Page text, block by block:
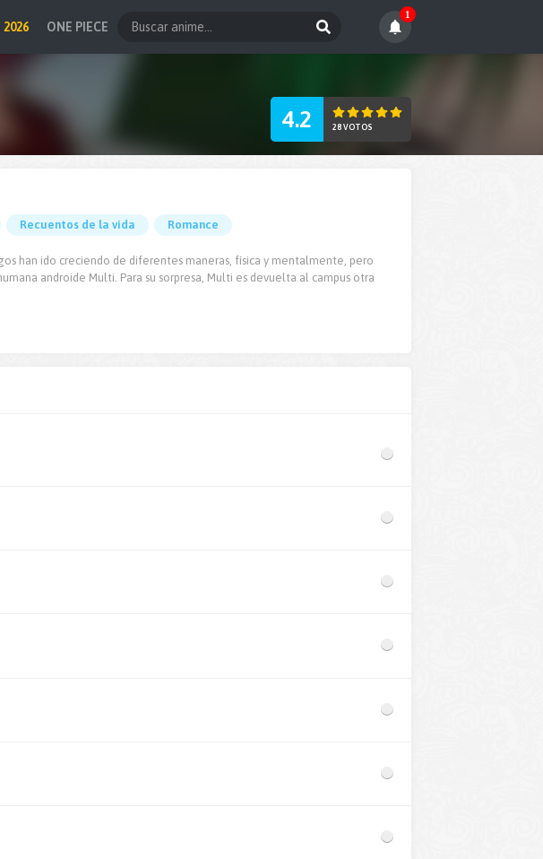
2026 ONE PIECE
1
4.2 28 VOTOS
Recuentos de la vida Romance
han ido creciendo de diferentes maneras, física y mentalmente, pero
androide Multi. Para su sorpresa, Multi es devuelta al campus otra